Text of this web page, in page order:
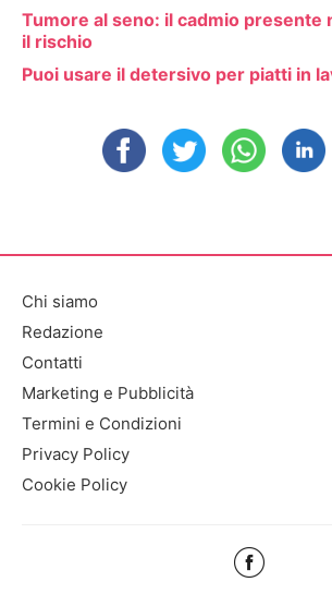
Tumore al seno: il cadmio presente
il rischio
Puoi usare il detersivo per piatti in
Chi siamo
Redazione
Contatti
Marketing e Pubblicità
Termini e Condizioni
Privacy Policy
Cookie Policy